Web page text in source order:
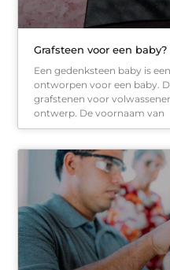
Grafsteen voor een baby?
Een gedenksteen baby is
ontworpen voor een baby.
grafstenen voor
ontwerp. De voornaam van